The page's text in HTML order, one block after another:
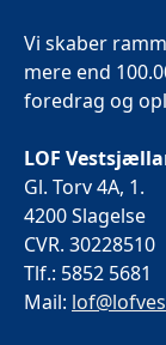
Vi skaber
mere end
foredrag og
LOF
Gl. Torv 4A, 1.
4200 Slagelse
CVR. 30228510
Tlf.: 5852 5681
Mail: